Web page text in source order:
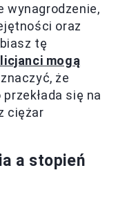
wynagrodzenie,
oraz
tę
mogą
że
się na
ciężar
a stopień